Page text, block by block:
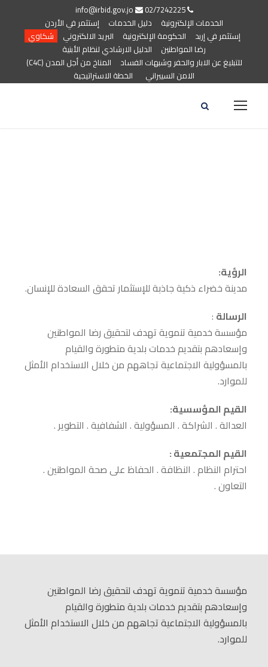
02/7242225
الخدمات الإلكترونية
دليل الخدمات
إستثمر في الأردن
إستثمر في إربد
الحكومة الإلكترونية البريد الالكتروني
شكاوي
رضا المواطنين
الدليل الارشادي لنظام الأبنية
للتبليغ عن الابار والحفر وشبهات الفساد
المناخ من أجل المدن (C4C)
الامن السيبراني
الخطة الاستراتيجية
الرؤية:
مدينة خضراء ذكية جاذبة للإستثمار تحقق السعادة للإنسان.
الرسالة :
مؤسسة خدمية تنموية تهدف لتحقيق رضا المواطنين
وإسعادهم بتقديم خدمات بلدية متطورة والقيام
بالمسؤولية الاجتماعية تجاههم من خلال الاستخدام الأمثل
للموارد.
القيم المؤسسية:
العدالة . الشراكة . المسؤولية . الشفافية . التطوير .
القيم المجتمعية :
احترام النظام . النظافة . الحفاظ على صحة المواطنين .
التعاون .
مؤسسة خدمية تنموية تهدف لتحقيق رضا المواطنين
وإسعادهم بتقديم خدمات بلدية متطورة والقيام
بالمسؤولية الاجتماعية تجاههم من خلال الاستخدام الأمثل
للموارد.